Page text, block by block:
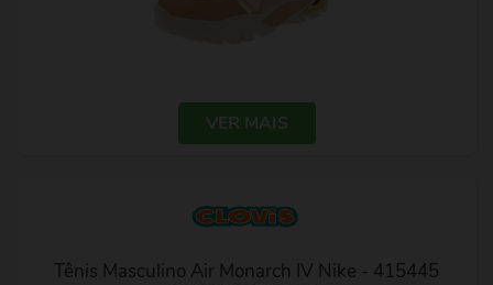
VER MAIS
Tênis Masculino Air Monarch IV Nike - 415445